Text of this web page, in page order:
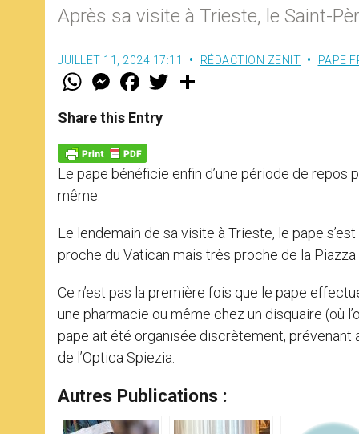
Après sa visite à Trieste, le Saint-
JUILLET 11, 2024 17:11 RÉDACTION ZENIT PAPE
W
t
s
p
p
M
e
s
e
g
e
r
F
a
e
b
o
k
w
Share this Entry
Le pape bénéficie enfin d’une période de repos
même.
Le lendemain de sa visite à Trieste, le pape
proche du Vatican mais très proche de la
Ce n’est pas la première fois que le pape
une pharmacie ou même chez un disquaire (où
pape ait été organisée discrètement, prévenant
de l’Optica Spiezia.
Autres Publications :